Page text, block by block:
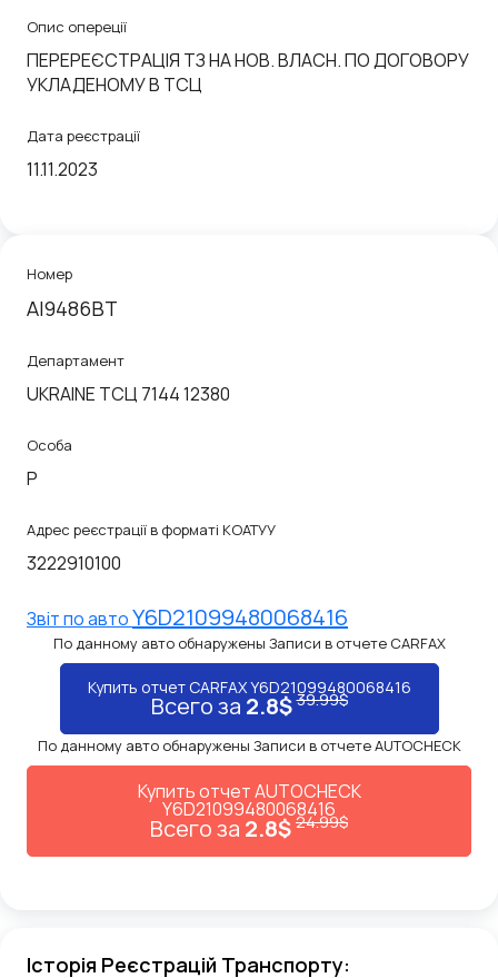
Опис опереції
ПЕРЕРЕЄСТРАЦІЯ ТЗ НА НОВ. ВЛАСН. ПО ДОГОВОРУ
УКЛАДЕНОМУ В ТСЦ
Дата реєстрації
11.11.2023
Номер
AI9486BT
Департамент
UKRAINE ТСЦ 7144 12380
Особа
P
Адрес реєстрації в форматі КОАТУУ
3222910100
Звiт по автоY6D21099480068416
По данному авто обнаружены Записи в отчете CARFAX
Купить отчет CARFAX Y6D21099480068416
Всего за 2.8$39.99$
По данному авто обнаружены Записи в отчете AUTOCHECK
Купить отчет AUTOCHECK
Y6D21099480068416
Всего за 2.8$24.99$
Історія Реєстрацій Транспорту: